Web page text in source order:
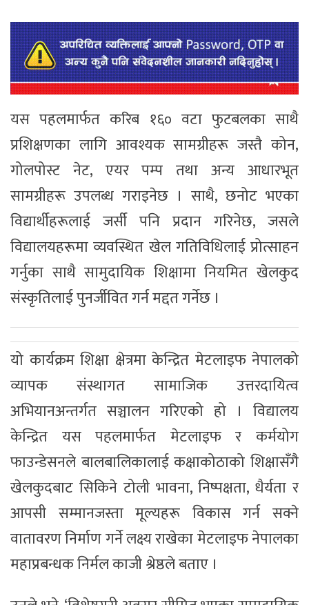
यस पहलमार्फत करिब १६० वटा फुटबलका साथै
प्रशिक्षणका लागि आवश्यक सामग्रीहरू जस्तै कोन,
गोलपोस्ट नेट, एयर पम्प तथा अन्य आधारभूत
सामग्रीहरू उपलब्ध गराइनेछ । साथै, छनोट भएका
विद्यार्थीहरूलाई जर्सी पनि प्रदान गरिनेछ, जसले
विद्यालयहरूमा व्यवस्थित खेल गतिविधिलाई प्रोत्साहन
गर्नुका साथै सामुदायिक शिक्षामा नियमित खेलकुद
संस्कृतिलाई पुनर्जीवित गर्न मद्दत गर्नेछ ।
यो कार्यक्रम शिक्षा क्षेत्रमा केन्द्रित मेटलाइफ नेपालको
व्यापक संस्थागत सामाजिक उत्तरदायित्व
अभियानअन्तर्गत सञ्चालन गरिएको हो । विद्यालय
केन्द्रित यस पहलमार्फत मेटलाइफ र कर्मयोग
फाउन्डेसनले बालबालिकालाई कक्षाकोठाको शिक्षासँगै
खेलकुदबाट सिकिने टोली भावना, निष्पक्षता, धैर्यता र
आपसी सम्मानजस्ता मूल्यहरू विकास गर्न सक्ने
वातावरण निर्माण गर्ने लक्ष्य राखेका मेटलाइफ नेपालका
महाप्रबन्धक निर्मल काजी श्रेष्ठले बताए ।